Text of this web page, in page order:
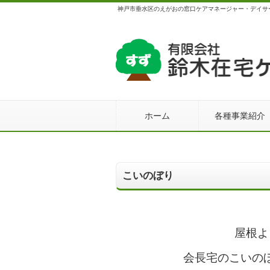
神戸市垂水区のえがおの窓口ケアマネージャー・デイ
ホーム 各種事業紹介
こいのぼり
屋根
会長宅のこいの